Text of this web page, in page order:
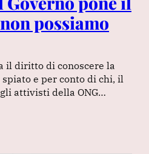
possiamo
il diritto di conoscere la
e per conto di chi, il
attivisti della ONG…